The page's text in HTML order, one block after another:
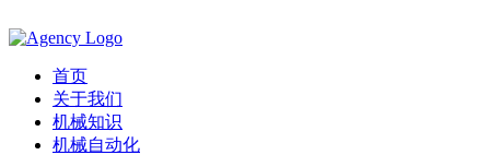
首页
关于我们
机械知识
机械自动化